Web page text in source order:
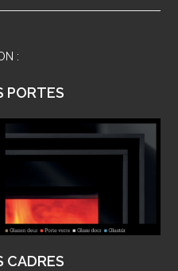
:
PORTES
CADRES